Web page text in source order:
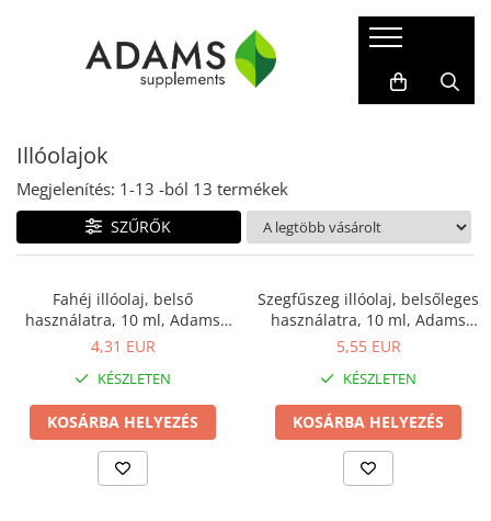
Sport és fitnesz
Tömegnövelők
Vegán fehérjék
WPC - savófehérje-koncentrátum
WPI - Savófehérje-izolátum
Izotóniás italok
Kreatin
Edzés előtti
Zsírégető
Aminosavak
Étrend-kiegészítők
Férfiaknak
Nőknek
Gyógynövény-kivonatok
Illóolajok
Liposzómás étrend-kiegészítők
Vitaminok és ásványi anyagok
Kollagén
Kollagén kapszulák
Betegségek
Alvás
Csontvázrendszer
Cukorbetegség
Emésztés
Haj, bőr és körmök
Hormonális zavarok
Idegrendszer
Immunitás
Influenza és megfázás
Izomgörcsök
Izomrendszer
Illóolajok
Megjelenítés: 1-13 -ból 13 termékek
SZŰRŐK
Fahéj illóolaj, belső
használatra, 10 ml, Adams
Supplements
4,31 EUR
KÉSZLETEN
KOSÁRBA HELYEZÉS
Szegfűszeg illóolaj, belsőleges
használatra, 10 ml, Adams
Supplements
5,55 EUR
KÉSZLETEN
KOSÁRBA HELYEZÉS